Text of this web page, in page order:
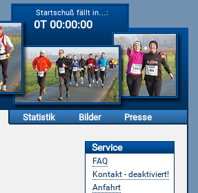
Startschuß fällt in…:
0T 00:00:00
Statistik Bilder Presse
Service
FAQ
Kontakt - deaktiviert!
Anfahrt